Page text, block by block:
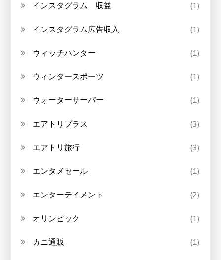
インスタグラム 収益 (1)
インスタグラム広告収入 (1)
ウィッチハンター (1)
ウィンタースポーツ (1)
ウォーターサーバー (1)
エアトリプラス (3)
エアトリ旅行 (3)
エンタメセール (1)
エンターテイメント (2)
オリンピック (1)
カニ通販 (1)